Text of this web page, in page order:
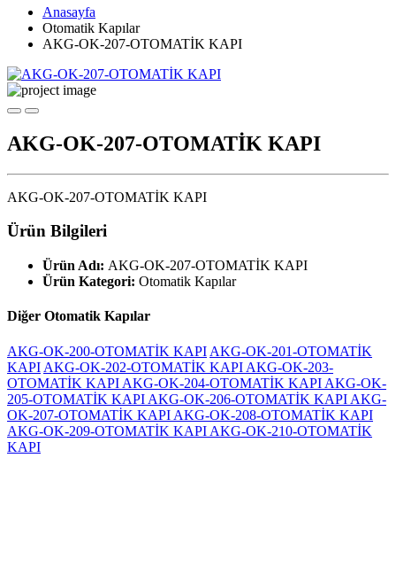
Anasayfa
Otomatik Kapılar
AKG-OK-207-OTOMATİK KAPI
AKG-OK-207-OTOMATİK KAPI
AKG-OK-207-OTOMATİK KAPI
Ürün Bilgileri
Ürün Adı: AKG-OK-207-OTOMATİK KAPI
Ürün Kategori: Otomatik Kapılar
Diğer Otomatik Kapılar
AKG-OK-200-OTOMATİK KAPI AKG-OK-201-OTOMATİK
KAPI AKG-OK-202-OTOMATİK KAPI AKG-OK-203-
OTOMATİK KAPI AKG-OK-204-OTOMATİK KAPI AKG-OK-
205-OTOMATİK KAPI AKG-OK-206-OTOMATİK KAPI AKG-
OK-207-OTOMATİK KAPI AKG-OK-208-OTOMATİK KAPI
AKG-OK-209-OTOMATİK KAPI AKG-OK-210-OTOMATİK
KAPI